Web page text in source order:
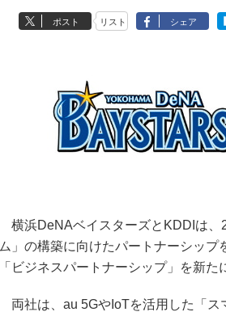
ポスト リスト シェア
横浜DeNAベイスターズとKDDIは、
ム」の構築に向けたパートナーシッ
「ビジネスパートナーシップ」を新た
両社は、au 5GやIoTを活用した「ス